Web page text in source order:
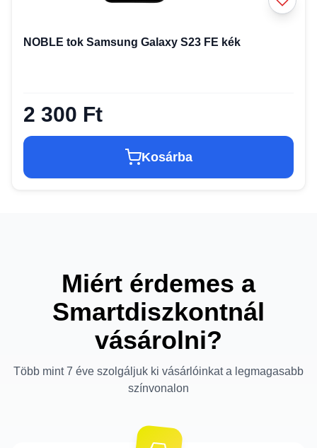
NOBLE tok Samsung Galaxy S23 FE kék
2 300 Ft
Kosárba
Miért érdemes a
Smartdiszkontnál
vásárolni?
Több mint 7 éve szolgáljuk ki vásárlóinkat a legmagasabb
színvonalon